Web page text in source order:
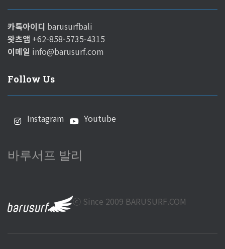
카톡아이디 barusurfbali
왓츠앱 +62-858-5735-4315
이메일 info@barusurf.com
Follow Us
Instagram Youtube
바루서프 발리
ⓒ Since 2009 BARUSURF.COM